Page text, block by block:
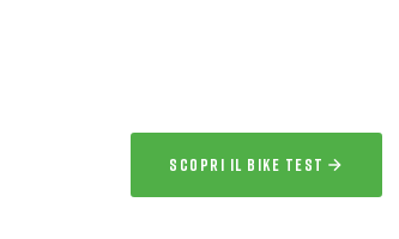
SCOPRI IL BIKE TEST